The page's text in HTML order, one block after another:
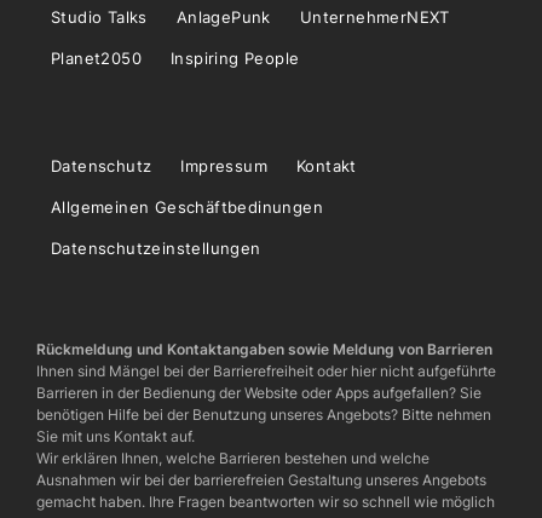
Studio Talks AnlagePunk UnternehmerNEXT
Planet2050 Inspiring People
Datenschutz Impressum Kontakt
Allgemeinen Geschäftbedinungen
Datenschutzeinstellungen
Rückmeldung und Kontaktangaben sowie Meldung von Barrieren
Ihnen sind Mängel bei der Barrierefreiheit oder hier nicht aufgeführte
Barrieren in der Bedienung der Website oder Apps aufgefallen? Sie
benötigen Hilfe bei der Benutzung unseres Angebots? Bitte nehmen
Sie mit uns Kontakt auf.
Wir erklären Ihnen, welche Barrieren bestehen und welche
Ausnahmen wir bei der barrierefreien Gestaltung unseres Angebots
gemacht haben. Ihre Fragen beantworten wir so schnell wie möglich